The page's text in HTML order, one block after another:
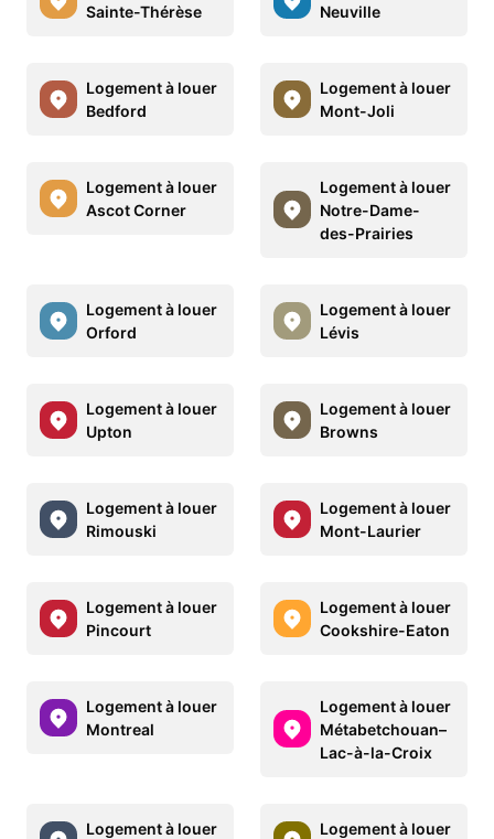
Sainte-Thérèse
Neuville
Logement à louer
Bedford
Logement à louer
Mont-Joli
Logement à louer
Ascot Corner
Logement à louer
Notre-Dame-
des-Prairies
Logement à louer
Orford
Logement à louer
Lévis
Logement à louer
Upton
Logement à louer
Browns
Logement à louer
Rimouski
Logement à louer
Mont-Laurier
Logement à louer
Pincourt
Logement à louer
Cookshire-Eaton
Logement à louer
Montreal
Logement à louer
Métabetchouan–
Lac-à-la-Croix
Logement à louer
Logement à louer